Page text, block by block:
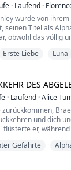
Sache gab, bei der
hundertprozentig
Jungfräulichkeit für
seit zwei Jahren
wollte. Abe...
· Laufend ·
wurde von
seinen Titel als
obwohl das völlig
dass er sie nur in
alles im...
Erste Liebe Luna
DES
· Laufend ·Alice
und dich
flüsterte er,
Gefährte